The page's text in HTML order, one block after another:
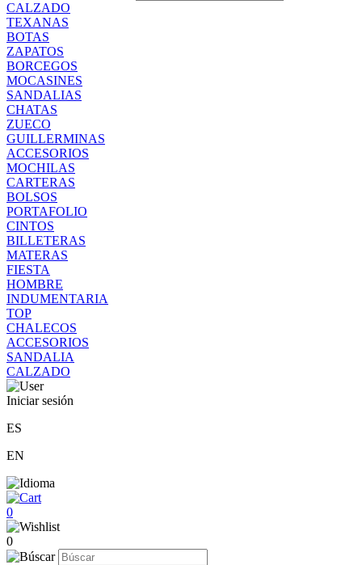
CALZADO
TEXANAS
BOTAS
ZAPATOS
BORCEGOS
MOCASINES
SANDALIAS
CHATAS
ZUECO
GUILLERMINAS
ACCESORIOS
MOCHILAS
CARTERAS
BOLSOS
PORTAFOLIO
CINTOS
BILLETERAS
MATERAS
FIESTA
HOMBRE
INDUMENTARIA
TOP
CHALECOS
ACCESORIOS
SANDALIA
CALZADO
Iniciar sesión
ES
EN
0
0